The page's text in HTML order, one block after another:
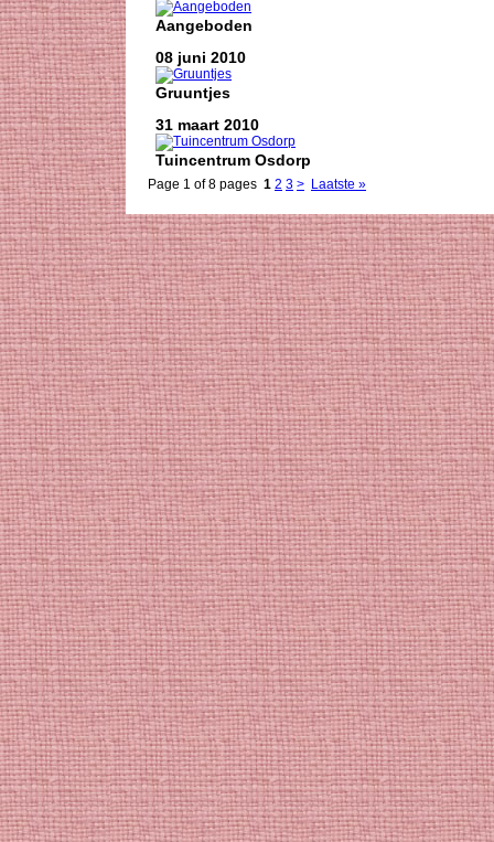
Aangeboden
08 juni 2010
Gruuntjes
31 maart 2010
Tuincentrum Osdorp
Page 1 of 8 pages 1 2 3 > Laatste »